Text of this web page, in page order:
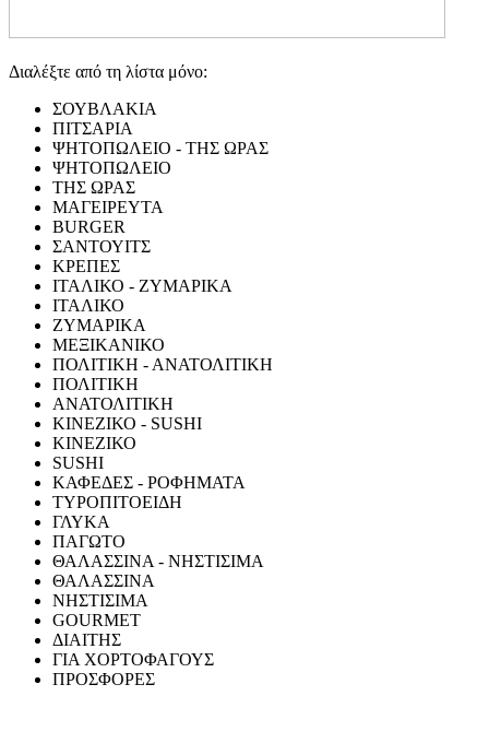
Διαλέξτε από τη λίστα μόνο:
ΣΟΥΒΛΑΚΙΑ
ΠΙΤΣΑΡΙΑ
ΨΗΤΟΠΩΛΕΙΟ - ΤΗΣ ΩΡΑΣ
ΨΗΤΟΠΩΛΕΙΟ
ΤΗΣ ΩΡΑΣ
ΜΑΓΕΙΡΕΥΤΑ
BURGER
ΣΑΝΤΟΥΙΤΣ
ΚΡΕΠΕΣ
ΙΤΑΛΙΚΟ - ΖΥΜΑΡΙΚΑ
ΙΤΑΛΙΚΟ
ΖΥΜΑΡΙΚΑ
ΜΕΞΙΚΑΝΙΚΟ
ΠΟΛΙΤΙΚΗ - ΑΝΑΤΟΛΙΤΙΚΗ
ΠΟΛΙΤΙΚΗ
ΑΝΑΤΟΛΙΤΙΚΗ
ΚΙΝΕΖΙΚΟ - SUSHI
ΚΙΝΕΖΙΚΟ
SUSHI
ΚΑΦΕΔΕΣ - ΡΟΦΗΜΑΤΑ
ΤΥΡΟΠΙΤΟΕΙΔΗ
ΓΛΥΚΑ
ΠΑΓΩΤΟ
ΘΑΛΑΣΣΙΝΑ - ΝΗΣΤΙΣΙΜΑ
ΘΑΛΑΣΣΙΝΑ
ΝΗΣΤΙΣΙΜΑ
GOURMET
ΔΙΑΙΤΗΣ
ΓΙΑ ΧΟΡΤΟΦΑΓΟΥΣ
ΠΡΟΣΦΟΡΕΣ